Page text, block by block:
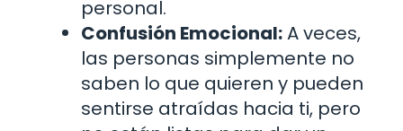
personal.
Confusión Emocional:A veces,
las personas simplemente no
saben lo que quieren y pueden
sentirse atraídas hacia ti, pero